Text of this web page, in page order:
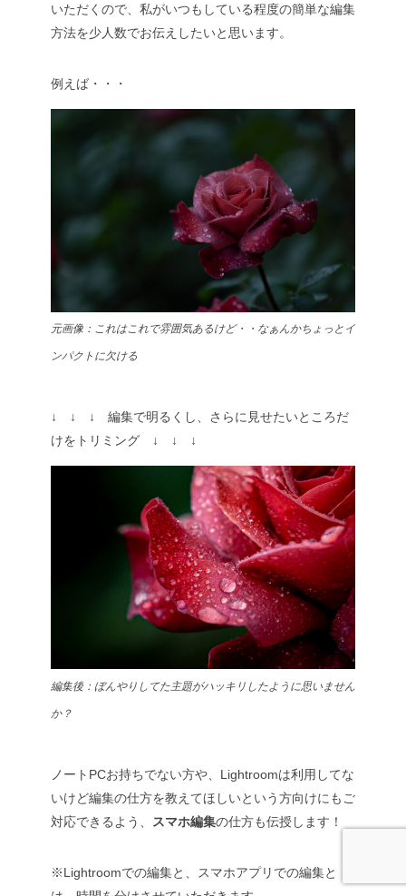
いただくので、私がいつもしている程度の簡単な編集
方法を少人数でお伝えしたいと思います。
例えば・・・
元画像： これはこれで雰囲気あるけど・・なぁんかちょっとイ
ンパクトに欠ける
↓ ↓ ↓ 編集で明るくし、さらに見せたいところだ
けをトリミング ↓ ↓ ↓
編集後： ぼんやりしてた主題がハッキリしたように思いません
か？
ノートPCお持ちでない方や、Lightroomは利用してな
いけど編集の仕方を教えてほしいという方向けにもご
対応できるよう、
スマホ編集の仕方も伝授します！
※Lightroomでの編集と、スマホアプリでの編集と